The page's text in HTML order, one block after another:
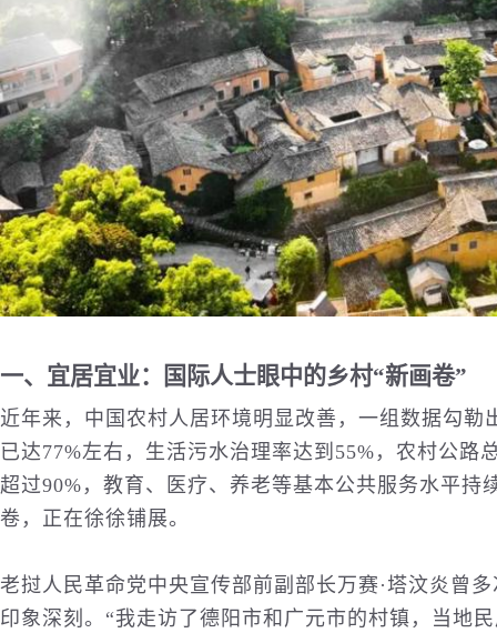
一、宜居宜业：国际人士眼中的乡村“新画卷”
近年来，中国农村人居环境明显改善，一组数据勾
已达77%左右，生活污水治理率达到55%，农村公路
超过90%， 教育、 医疗、养老等基本公共服务水平持
卷，正在徐徐铺展。
老挝人民革命党中央宣传部前副部长万赛·塔汶炎曾
印象深刻。“我走访了德阳市和广元市的村镇，当地